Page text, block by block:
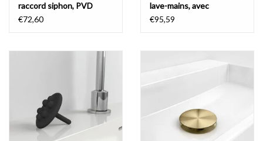
raccord siphon, PVD
€72,60
lave-mains, avec
couvercle
€95,59